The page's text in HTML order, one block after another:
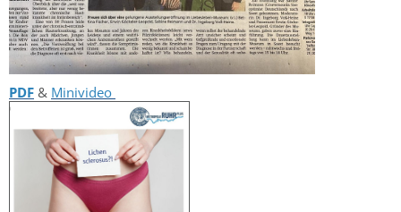
PDF & Minivideo